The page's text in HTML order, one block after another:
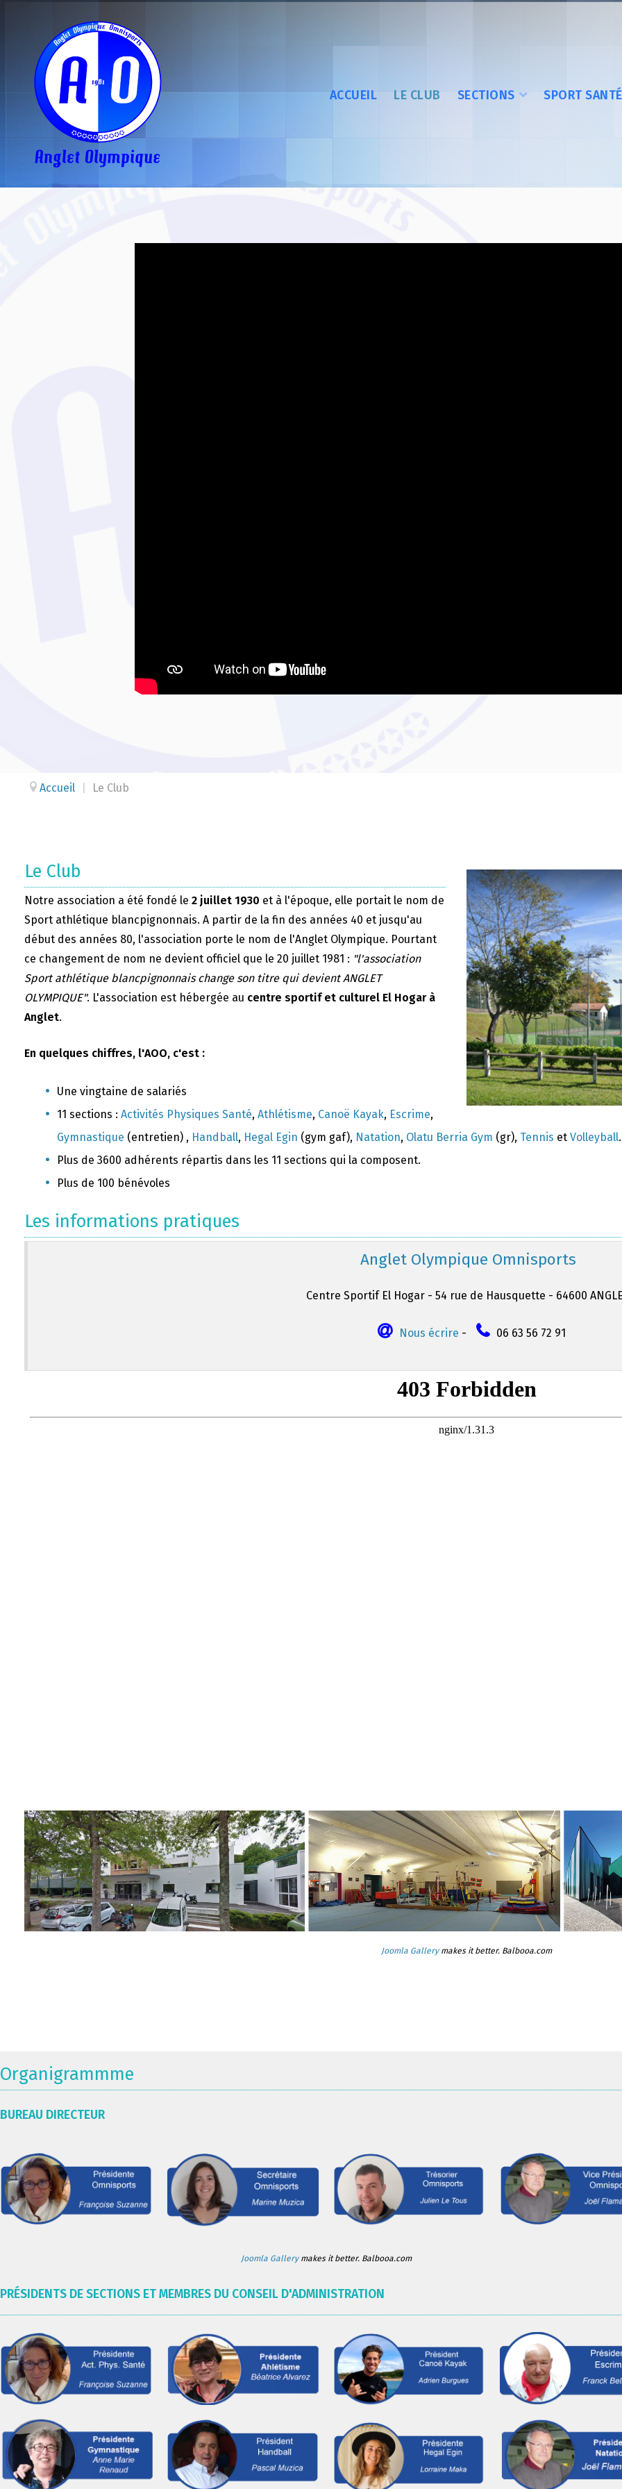
ACCUEIL LE CLUB SECTIONS SPORT SANTÉ
Accueil Le Club
Le Club
Notre association a été fondé le 2 juillet 1930 et à l'époque, elle portait le nom de
Sport athlétique blancpignonnais. A partir de la fin des années 40 et jusqu'au
début des années 80, l'association porte le nom de l'Anglet Olympique. Pourtant
ce changement de nom ne devient officiel que le 20 juillet 1981 : "l'association
Sport athlétique blancpignonnais change son titre qui devient ANGLET
OLYMPIQUE". L'association est hébergée au centre sportif et culturel El Hogar à
Anglet.
En quelques chiffres, l'AOO, c'est :
Une vingtaine de salariés
11 sections : Activités Physiques Santé, Athlétisme, Canoë Kayak, Escrime,
Gymnastique (entretien) , Handball, Hegal Egin (gym gaf), Natation, Olatu Berria Gym (gr), Tennis et Volleyball.
Plus de 3600 adhérents répartis dans les 11 sections qui la composent.
Plus de 100 bénévoles
Les informations pratiques
Anglet Olympique Omnisports
Centre Sportif El Hogar - 54 rue de Hausquette - 64600
Nous écrire - 06 63 56 72 91
Joomla Gallerymakes it better. Balbooa.com
Organigrammme
BUREAU DIRECTEUR
Joomla Gallerymakes it better. Balbooa.com
PRÉSIDENTS DE SECTIONS ET MEMBRES DU CONSEIL D'ADMINISTRATION